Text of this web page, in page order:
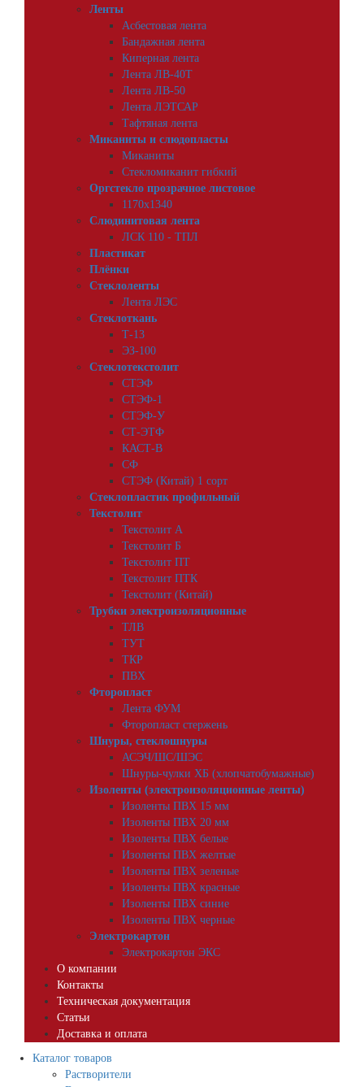
Ленты
Асбестовая лента
Бандажная лента
Киперная лента
Лента ЛВ-40Т
Лента ЛВ-50
Лента ЛЭТСАР
Тафтяная лента
Миканиты и слюдопласты
Миканиты
Стекломиканит гибкий
Оргстекло прозрачное листовое
1170х1340
Слюдинитовая лента
ЛСК 110 - ТПЛ
Пластикат
Плёнки
Стеклоленты
Лента ЛЭС
Стеклоткань
Т-13
ЭЗ-100
Стеклотекстолит
СТЭФ
СТЭФ-1
СТЭФ-У
СТ-ЭТФ
КАСТ-В
СФ
СТЭФ (Китай) 1 сорт
Стеклопластик профильный
Текстолит
Текстолит А
Текстолит Б
Текстолит ПТ
Текстолит ПТК
Текстолит (Китай)
Трубки электроизоляционные
ТЛВ
ТУТ
ТКР
ПВХ
Фторопласт
Лента ФУМ
Фторопласт стержень
Шнуры, стеклошнуры
АСЭЧ/ШС/ШЭС
Шнуры-чулки ХБ (хлопчатобумажные)
Изоленты (электроизоляционные ленты)
Изоленты ПВХ 15 мм
Изоленты ПВХ 20 мм
Изоленты ПВХ белые
Изоленты ПВХ желтые
Изоленты ПВХ зеленые
Изоленты ПВХ красные
Изоленты ПВХ синие
Изоленты ПВХ черные
Электрокартон
Электрокартон ЭКС
О компании
Контакты
Техническая документация
Статьи
Доставка и оплата
Каталог товаров
Растворители